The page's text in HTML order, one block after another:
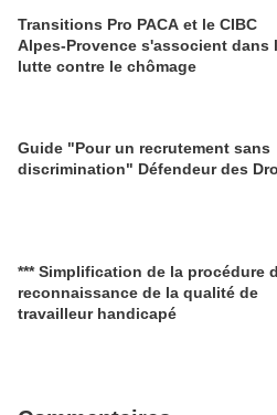
Transitions Pro PACA et le CIBC
Alpes-Provence s'associent dans
lutte contre le chômage
Guide "Pour un recrutement sans
discrimination" Défendeur des
*** Simplification de la procédure
reconnaissance de la qualité de
travailleur handicapé